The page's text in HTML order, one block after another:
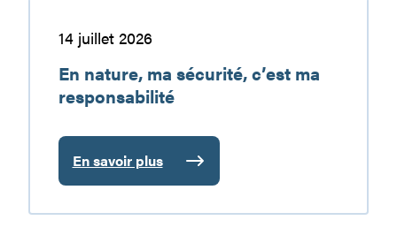
14 juillet 2026
En nature, ma sécurité, c’est ma
responsabilité
En savoir plus
:
En
nature,